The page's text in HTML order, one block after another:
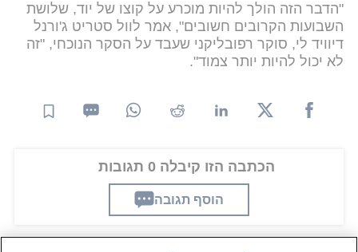
"הדבר הזה הולך להיות מוכרע על קוצו של יוד, שלושת
השבועות הקרובים חשובים", אמר לוול סטריט ג'ורנל
דיוויד לי, סוקר רפובליקני שעבד על הסקר הנוכחי, "זה
לא יכול להיות יותר צמוד".
הכתבה הזו קיבלה 0 תגובות
הוסף תגובה